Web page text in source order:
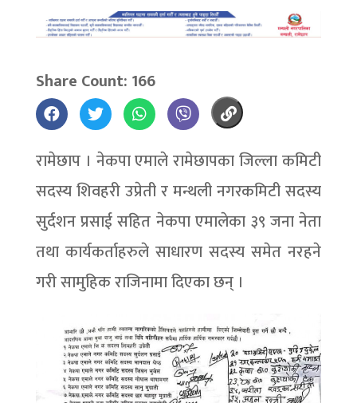
Share Count: 166
रामेछाप । नेकपा एमाले रामेछापका जिल्ला कमिटी
सदस्य शिवहरी उप्रेती र मन्थली नगरकमिटी सदस्य
सुर्दशन प्रसाई सहित नेकपा एमालेका ३९ जना नेता
तथा कार्यकर्ताहरुले साधारण सदस्य समेत नरहने
गरी सामुहिक राजिनामा दिएका छन् ।